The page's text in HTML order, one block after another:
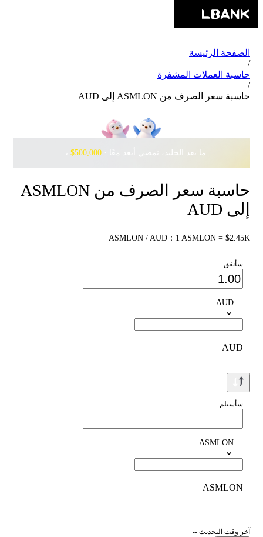
الصفحة الرئيسة
/
حاسبة العملات المشفرة
/
حاسبة سعر الصرف من ASMLON إلى AUD
ما بعد الجليد، نمضي أبعد معًا · ‎ $500,000بانتظارك مع Pudgy Penguins
حاسبة سعر الصرف من ASMLON
إلى AUD
ASMLON / AUD：1 ASMLON = $2.45K
سأنفق
AUD
AUD
سأستلم
ASMLON
ASMLON
آخر وقت التحديث --